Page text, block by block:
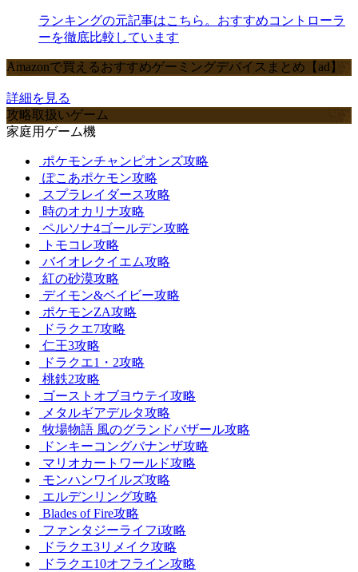
ランキングの元記事はこちら。おすすめコントローラ
ーを徹底比較しています
Amazonで買えるおすすめゲーミングデバイスまとめ【ad】
詳細を見る
攻略取扱いゲーム
家庭用ゲーム機
ポケモンチャンピオンズ攻略
ぽこあポケモン攻略
スプラレイダース攻略
時のオカリナ攻略
ペルソナ4ゴールデン攻略
トモコレ攻略
バイオレクイエム攻略
紅の砂漠攻略
デイモン&ベイビー攻略
ポケモンZA攻略
ドラクエ7攻略
仁王3攻略
ドラクエ1・2攻略
桃鉄2攻略
ゴーストオブヨウテイ攻略
メタルギアデルタ攻略
牧場物語 風のグランドバザール攻略
ドンキーコングバナンザ攻略
マリオカートワールド攻略
モンハンワイルズ攻略
エルデンリング攻略
Blades of Fire攻略
ファンタジーライフi攻略
ドラクエ3リメイク攻略
ドラクエ10オフライン攻略